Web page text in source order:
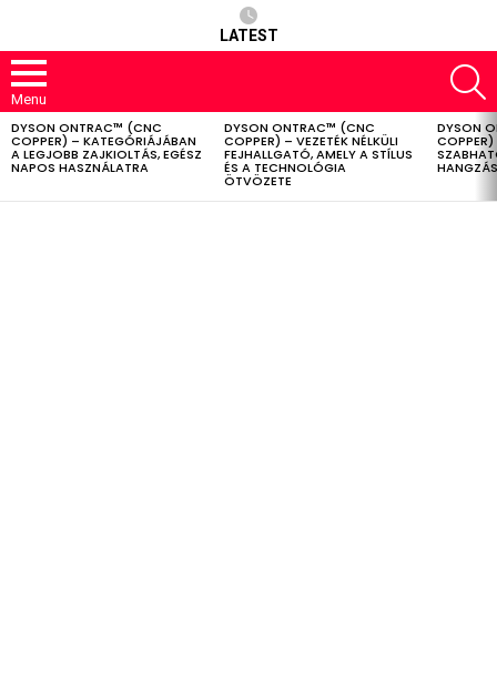
LATEST
Menu
LATEST
STORIES
DYSON ONTRAC™ (CNC
COPPER) – KATEGÓRIÁJÁBAN
A LEGJOBB ZAJKIOLTÁS, EGÉSZ
NAPOS HASZNÁLATRA
DYSON ONTRAC™ (CNC
COPPER) – VEZETÉK NÉLKÜLI
FEJHALLGATÓ, AMELY A STÍLUS
ÉS A TECHNOLÓGIA
ÖTVÖZETE
DYSON
COPPER)